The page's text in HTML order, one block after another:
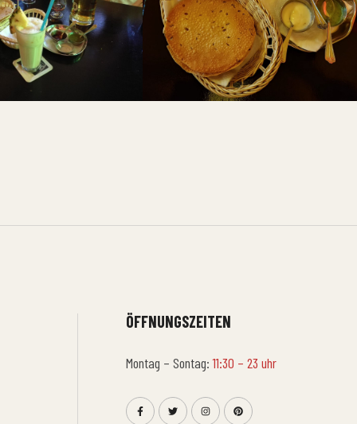
ÖFFNUNGSZEITEN
Montag – Sontag:11:30 – 23 uhr